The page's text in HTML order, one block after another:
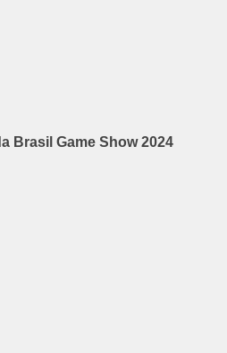
Brasil Game Show 2024